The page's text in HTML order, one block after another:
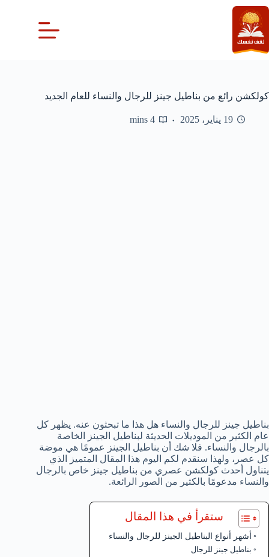
التجاوز
إلى
المحتوى
كولكشن رائع من بناطيل جينز للرجال والنساء للعام الجديد
19 يناير، 2025 4 mins
بناطيل جينز للرجال والنساء هل هذا ما تبحثون عنه. يظهر كل
عام الكثير من الموديلات الحديثة لبناطيل الجينز الخاصة
بالرجال والنساء. فلا شك أن بناطيل الجينز عمومًا هي موضة
كل عصر، ولهذا سنقدم لكم اليوم هذا المقال المتميز الذي
يتناول أحدث كولكشن عصري من بناطيل جينز خاص بالرجال
والنساء مدعومًا بالكثير من الصور الرائعة.
ستقرأ في هذا المقال
أشهر أنواع البناطيل الجينز للرجال والنساء
بناطيل جينز للرجال